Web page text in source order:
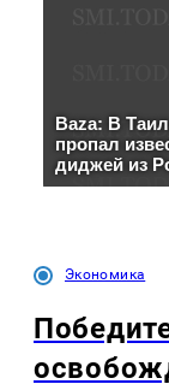
Экономика